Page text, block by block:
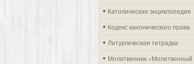
Католическая энциклопедия
Кодекс канонического права
Литургическая тетрадка
Молитвенник «Молитвенный